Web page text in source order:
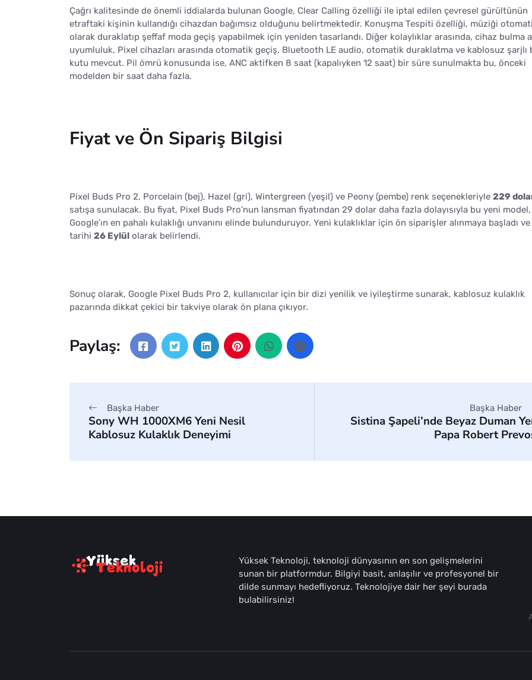
Çağrı kalitesinde de önemli iddialarda bulunan Google, Clear Calling özelliği ile iptal edilen çevresel gürültünün
etraftaki kişinin kullandığı cihazdan bağımsız olduğunu belirtmektedir. Konuşma Tespiti özelliği, müziği
olarak duraklatıp şeffaf moda geçiş yapabilmek için yeniden tasarlandı. Diğer kolaylıklar arasında, cihaz bulma
uyumluluk, Pixel cihazları arasında otomatik geçiş, Bluetooth LE audio, otomatik duraklatma ve kablosuz şarjlı
kutu mevcut. Pil ömrü konusunda ise, ANC aktifken 8 saat (kapalıyken 12 saat) bir süre sunulmakta bu, önceki
modelden bir saat daha fazla.
Fiyat ve Ön Sipariş Bilgisi
Pixel Buds Pro 2, Porcelain (bej), Hazel (gri), Wintergreen (yeşil) ve Peony (pembe) renk seçenekleriyle 229
satışa sunulacak. Bu fiyat, Pixel Buds Pro’nun lansman fiyatından 29 dolar daha fazla dolayısıyla bu yeni
Google’ın en pahalı kulaklığı unvanını elinde bulunduruyor. Yeni kulaklıklar için ön siparişler alınmaya başladı ve
tarihi 26 Eylül olarak belirlendi.
Sonuç olarak, Google Pixel Buds Pro 2, kullanıcılar için bir dizi yenilik ve iyileştirme sunarak, kablosuz kulaklık
pazarında dikkat çekici bir takviye olarak ön plana çıkıyor.
Paylaş:
Başka Haber
Sony WH 1000XM6 Yeni Nesil
Kablosuz Kulaklık Deneyimi
Başka Haber
Sistina Şapeli’nde Beyaz Duman
Papa Robert
Yüksek Teknoloji, teknoloji dünyasının en son gelişmelerini
sunan bir platformdur. Bilgiyi basit, anlaşılır ve profesyonel bir
dilde sunmayı hedefliyoruz. Teknolojiye dair her şeyi burada
bulabilirsiniz!